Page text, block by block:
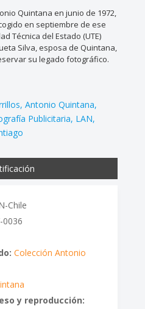
Quintana en junio de 1972,
en septiembre de ese
Técnica del Estado (UTE)
Silva, esposa de Quintana,
su legado fotográfico.
Antonio Quintana
Publicitaria LAN
Chile
0036
Colección Antonio
y reproducción: